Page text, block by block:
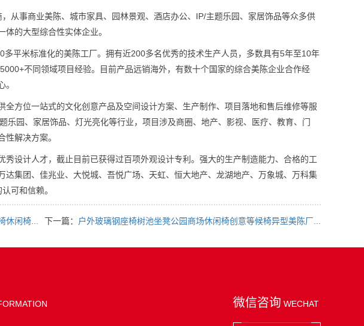
事商业美陈、城市家具、园林景观、酒店办公、IP/主题乐园、家居饰品等众多供
的大型综合性实体企业。
米标准化的美陈工厂。拥有近200多名优秀的技术生产人员，多数具有5年至10年
不同领域项目经验。目前产品远销海外，有数十个国家的综合美陈企业合作经
方位一站式的文化创意产品及空间设计方案、生产制作、项目落地和售后维修等服
园、家居饰品、灯光亮化等行业，项目涉及商圈、地产、影视、医疗、教育、门
解决方案。
设计人才，截止目前已获得过百项外观设计专利。强大的生产制造能力、合格的工
集团、佳兆业、大悦城、吾悦广场、天虹、恒大地产、龙湖地产、万象城、万科集
可和信赖。
闲椅... 下一篇： 户外玻璃钢座椅树池坐凳公园商场休闲椅创意等候椅异型美陈厂...
微信咨询 WECHAT